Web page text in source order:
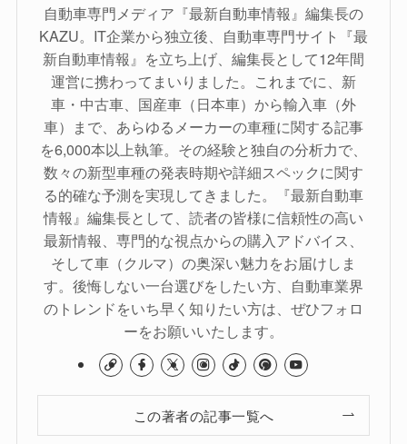
自動車専門メディア『最新自動車情報』編集長の
KAZU。IT企業から独立後、自動車専門サイト『最
新自動車情報』を立ち上げ、編集長として12年間
運営に携わってまいりました。これまでに、新
車・中古車、国産車（日本車）から輸入車（外
車）まで、あらゆるメーカーの車種に関する記事
を6,000本以上執筆。その経験と独自の分析力で、
数々の新型車種の発表時期や詳細スペックに関す
る的確な予測を実現してきました。『最新自動車
情報』編集長として、読者の皆様に信頼性の高い
最新情報、専門的な視点からの購入アドバイス、
そして車（クルマ）の奥深い魅力をお届けしま
す。後悔しない一台選びをしたい方、自動車業界
のトレンドをいち早く知りたい方は、ぜひフォロ
ーをお願いいたします。
この著者の記事一覧へ